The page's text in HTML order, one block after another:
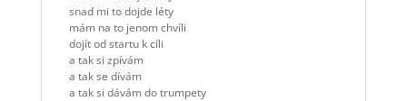
snad mi to dojde léty
mám na to jenom chvíli
dojít od startu k cíli
a tak si zpívám
a tak se dívám
a tak si dávám do trumpety